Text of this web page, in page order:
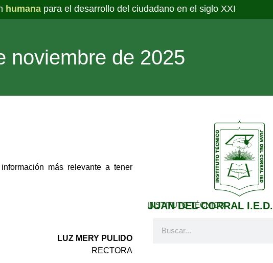
humana para el desarrollo del ciudadano en el siglo XXI
noviembre de 2025
más relevante a tener
LUZ MERY PULIDO
RECTORA
INSTITUTO TÉCNICO
JUAN DEL CORRAL I.E.D.